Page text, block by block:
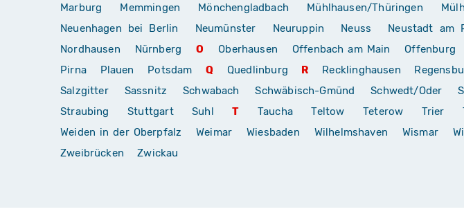
Marburg
Memmingen Mönchengladbach Mühlhausen/Thüringen
Neuenhagen bei Berlin
Neumünster Neuruppin Neuss Neustadt am
Nordhausen
Nürnberg O Oberhausen Offenbach am Main Offenburg
Pirna
Plauen Potsdam Q Quedlinburg R Recklinghausen
Salzgitter
Sassnitz Schwabach Schwäbisch-Gmünd Schwedt/Oder
Straubing
Stuttgart Suhl T Taucha Teltow Teterow Trier
Weiden in der Oberpfalz
Weimar Wiesbaden Wilhelmshaven Wismar
Zweibrücken
Zwickau